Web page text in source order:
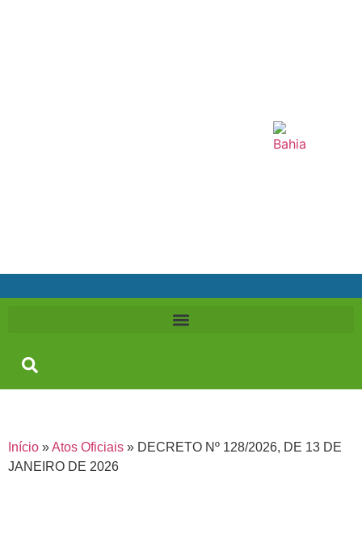
Início »Atos Oficiais » DECRETO Nº 128/2026, DE 13 DE
JANEIRO DE 2026